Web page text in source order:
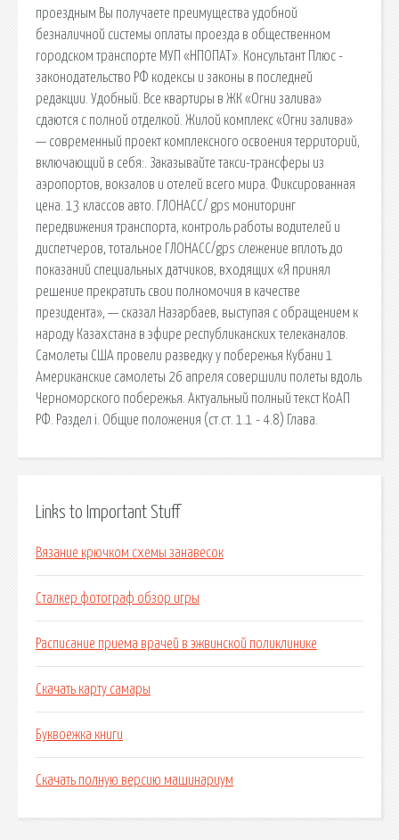
проездным Вы получаете преимущества удобной
безналичной системы оплаты проезда в общественном
городском транспорте МУП «НПОПАТ». Консультант Плюс -
законодательство РФ кодексы и законы в последней
редакции. Удобный. Все квартиры в ЖК «Огни залива»
сдаются с полной отделкой. Жилой комплекс «Огни залива»
— современный проект комплексного освоения территорий,
включающий в себя:. Заказывайте такси-трансферы из
аэропортов, вокзалов и отелей всего мира. Фиксированная
цена. 13 классов авто. ГЛОНАСС/ gps мониторинг
передвижения транспорта, контроль работы водителей и
диспетчеров, тотальное ГЛОНАСС/gps слежение вплоть до
показаний специальных датчиков, входящих «Я принял
решение прекратить свои полномочия в качестве
президента», — сказал Назарбаев, выступая с обращением к
народу Казахстана в эфире республиканских телеканалов.
Самолеты США провели разведку у побережья Кубани 1
Американские самолеты 26 апреля совершили полеты вдоль
Черноморского побережья. Актуальный полный текст КоАП
РФ. Раздел i. Общие положения (ст.ст. 1.1 - 4.8) Глава.
Links to Important Stuff
Вязание крючком схемы занавесок
Сталкер фотограф обзор игры
Расписание приема врачей в эжвинской поликлинике
Скачать карту самары
Буквоежка книги
Скачать полную версию машинариум